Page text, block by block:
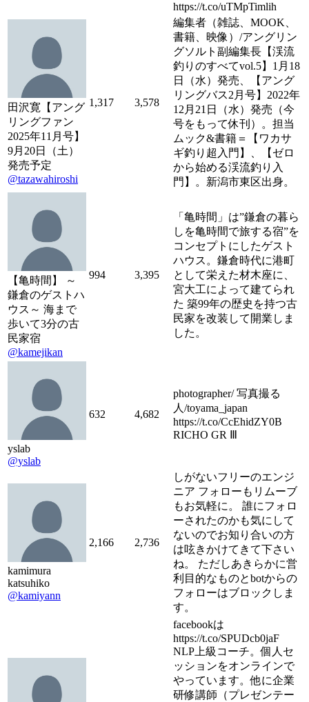
https://t.co/uTMpTimlih
田沢寛【アング
リングファン
2025年11月号】
9月20日（土）
発売予定
@tazawahiroshi
1,317 3,578
編集者（雑誌、MOOK、
書籍、映像）/アングリン
グソルト副編集長【渓流
釣りのすべてvol.5】1月18
日（水）発売、【アング
リングバス2月号】2022年
12月21日（水）発売（今
号をもって休刊）。担当
ムック&書籍＝【ワカサ
ギ釣り超入門】、【ゼロ
から始める渓流釣り入
門】。新潟市東区出身。
【亀時間】 ～
鎌倉のゲストハ
ウス～ 海まで
歩いて3分の古
民家宿
@kamejikan
994 3,395
「亀時間」は”鎌倉の暮ら
しを亀時間で旅する宿”を
コンセプトにしたゲスト
ハウス。鎌倉時代に港町
として栄えた材木座に、
宮大工によって建てられ
た 築99年の歴史を持つ古
民家を改装して開業しま
した。
yslab
@yslab
632 4,682
photographer/ 写真撮る
人/toyama_japan
https://t.co/CcEhidZY0B
RICHO GR Ⅲ
kamimura
katsuhiko
@kamiyann
2,166 2,736
しがないフリーのエンジ
ニア フォローもリムーブ
もお気軽に。 誰にフォロ
ーされたのかも気にして
ないのでお知り合いの方
は呟きかけてきて下さい
ね。 ただしあきらかに営
利目的なものとbotからの
フォローはブロックしま
す。
facebookは
https://t.co/SPUDcb0jaF
NLP上級コーチ。個人セ
ッションをオンラインで
やっています。他に企業
研修講師（プレゼンテー